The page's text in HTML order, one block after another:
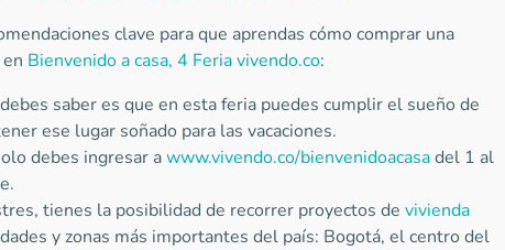
clave para que aprendas cómo comprar una
Bienvenido a casa, 4 Feria vivendo.co:
saber es que en esta feria puedes cumplir el sueño de
ese lugar soñado para las vacaciones.
debes ingresar awww.vivendo.co/bienvenidoacasadel 1 al
tienes la posibilidad de recorrer proyectos de vivienda
y zonas más importantes del país: Bogotá, el centro del